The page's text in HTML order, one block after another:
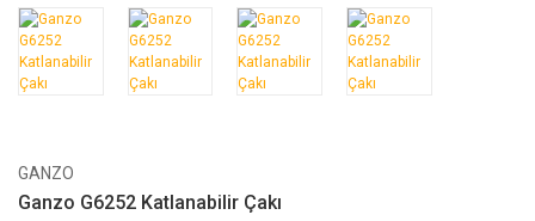
GANZO
Ganzo G6252 Katlanabilir Çakı